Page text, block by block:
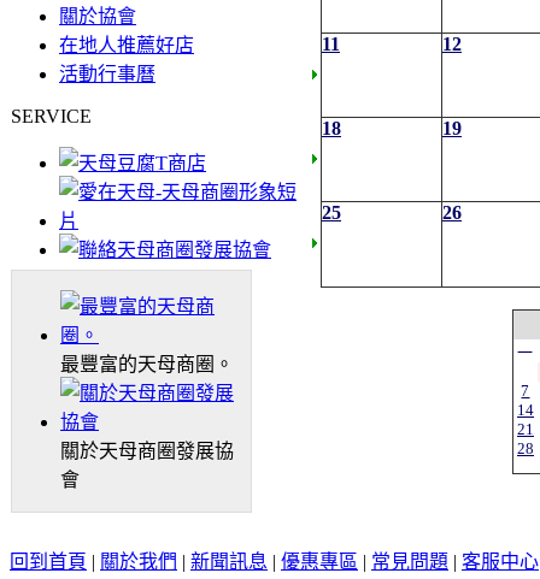
關於協會
在地人推薦好店
活動行事曆
SERVICE
最豐富的天母商圈。
關於天母商圈發展協
會
11 12
18 19
25 26
一
7
14
21
28
回到首頁 | 關於我們 | 新聞訊息 | 優惠專區 | 常見問題 | 客服中心